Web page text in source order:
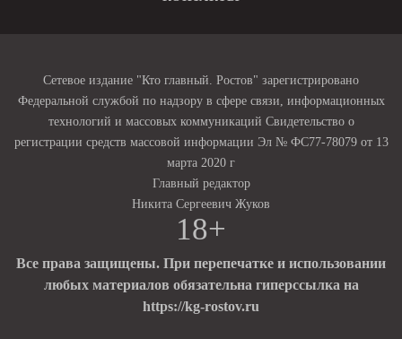
Сетевое издание "Кто главный. Ростов" зарегистрировано
Федеральной службой по надзору в сфере связи, информационных
технологий и массовых коммуникаций Свидетельство о
регистрации средств массовой информации Эл № ФС77-78079 от 13
марта 2020 г
Главный редактор
Никита Сергеевич Жуков
18+
Все права защищены. При перепечатке и использовании
любых материалов обязательна гиперссылка на
https://kg-rostov.ru